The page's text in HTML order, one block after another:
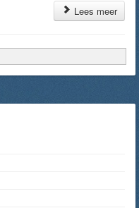
Lees meer